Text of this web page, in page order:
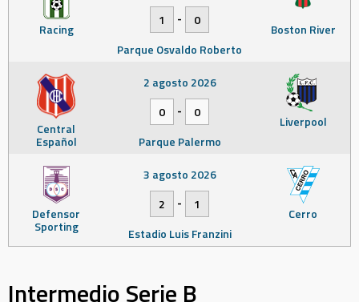
Racing Boston River
1
-
0
Parque Osvaldo Roberto
Central
Español
Liverpool
2 agosto 2026
0
-
0
Parque Palermo
Defensor
Sporting
Cerro
3 agosto 2026
2
-
1
Estadio Luis Franzini
Intermedio Serie B